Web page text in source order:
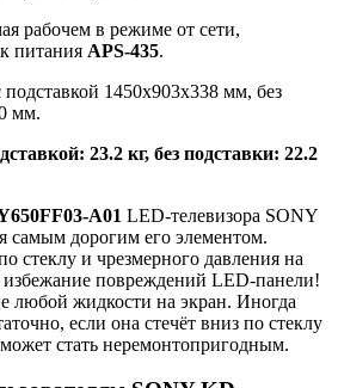
рабочем в режиме от сети,
питания APS-435.
1450x903x338 мм, без
мм.
23.2 кг, без подставки: 22.2
A01 LED-телевизора SONY
самым дорогим его элементом.
стеклу и чрезмерного давления на
избежание повреждений LED-панели!
любой жидкости на экран. Иногда
если она стечёт вниз по стеклу
стать неремонтопригодным.